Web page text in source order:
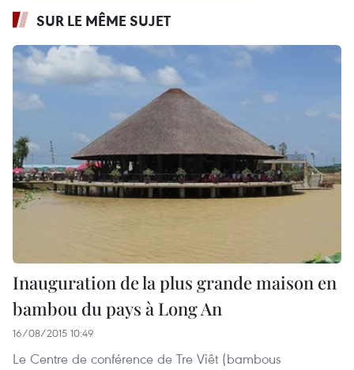
SUR LE MÊME SUJET
Inauguration de la plus grande maison en
bambou du pays à Long An
16/08/2015 10:49
Le Centre de conférence de Tre Viêt (bambous